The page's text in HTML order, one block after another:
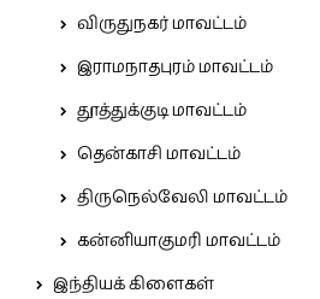
விருதுநகர் மாவட்டம்
இராமநாதபுரம் மாவட்டம்
தூத்துக்குடி மாவட்டம்
தென்காசி மாவட்டம்
திருநெல்வேலி மாவட்டம்
கன்னியாகுமரி மாவட்டம்
இந்தியக் கிளைகள்